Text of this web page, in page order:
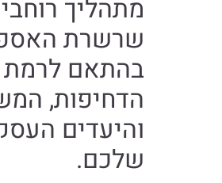
מתהליך
שרשרת
בהתאם לרמת
הדחיפות,
והיעדים
שלכם.